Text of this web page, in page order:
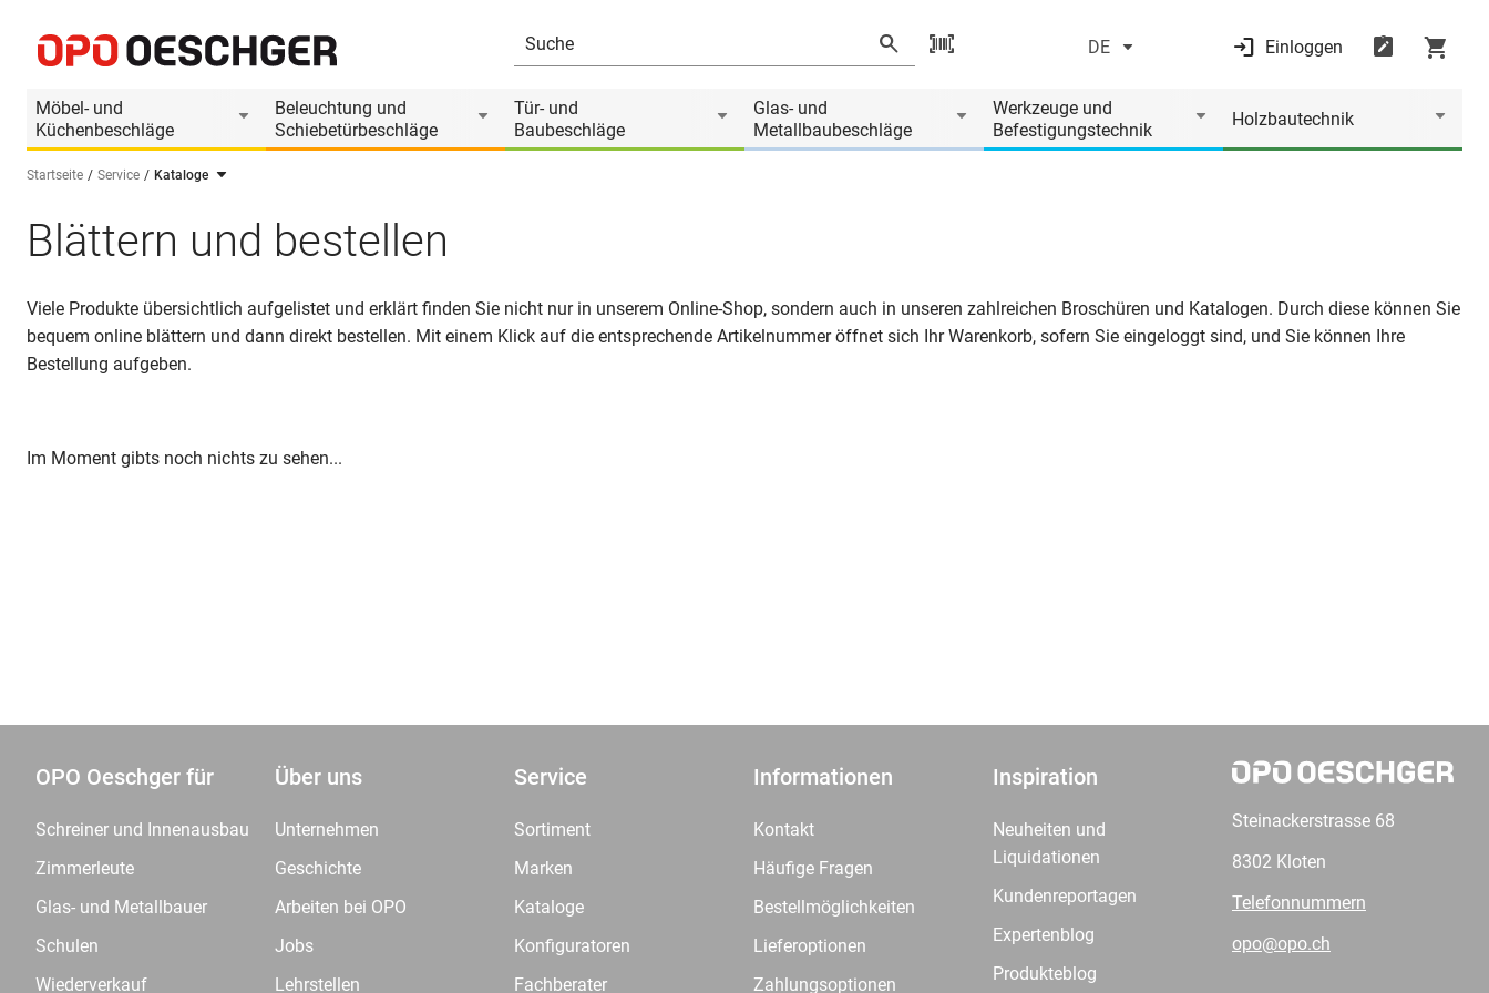
DE Einloggen
Möbel- und
Küchenbeschläge
Beleuchtung und
Schiebetürbeschläge
Tür- und
Baubeschläge
Glas- und
Metallbaubeschläge
Werkzeuge und
Befestigungstechnik
Holzbautechnik
Sprache wählen (DE)
Startseite Service Kataloge
Blättern und bestellen
Viele Produkte übersichtlich aufgelistet und erklärt finden Sie nicht nur in unserem Online-Shop, sondern auch in unseren zahlreichen Broschüren und Katalogen. Durch diese können Sie
bequem online blättern und dann direkt bestellen. Mit einem Klick auf die entsprechende Artikelnummer öffnet sich Ihr Warenkorb, sofern Sie eingeloggt sind, und Sie können Ihre
Bestellung aufgeben.
Im Moment gibts noch nichts zu sehen...
OPO Oeschger für
Schreiner und Innenausbau
Zimmerleute
Glas- und Metallbauer
Schulen
Wiederverkauf
Über uns
Unternehmen
Geschichte
Arbeiten bei OPO
Jobs
Lehrstellen
Service
Sortiment
Marken
Kataloge
Konfiguratoren
Fachberater
Informationen
Kontakt
Häufige Fragen
Bestellmöglichkeiten
Lieferoptionen
Zahlungsoptionen
Inspiration
Neuheiten und
Liquidationen
Kundenreportagen
Expertenblog
Produkteblog
Steinackerstrasse 68
8302 Kloten
Telefonnummern
opo@opo.ch